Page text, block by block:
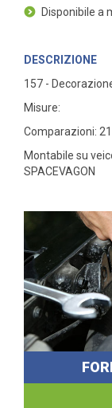
Disponibile a
DESCRIZIONE
157 -
Misure:
Comparazioni:
Montabile su
SPACEVAGON